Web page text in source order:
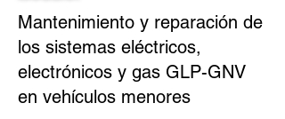
Mantenimiento y reparación de
los sistemas eléctricos,
electrónicos y gas GLP-GNV
en vehículos menores